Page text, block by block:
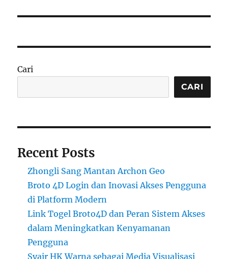
Cari
CARI
Recent Posts
Zhongli Sang Mantan Archon Geo
Broto 4D Login dan Inovasi Akses Pengguna
di Platform Modern
Link Togel Broto4D dan Peran Sistem Akses
dalam Meningkatkan Kenyamanan
Pengguna
Syair HK Warna sebagai Media Visualisasi